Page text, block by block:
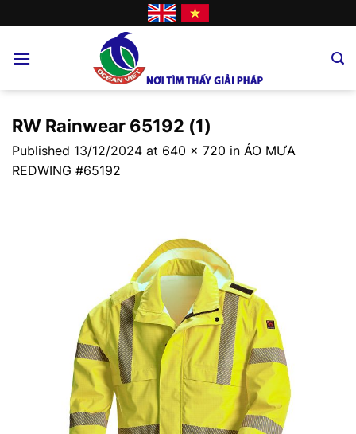
to
RW Rainwear 65192 (1)
Published 13/12/2024 at 640 × 720 in ÁO MƯA
REDWING #65192